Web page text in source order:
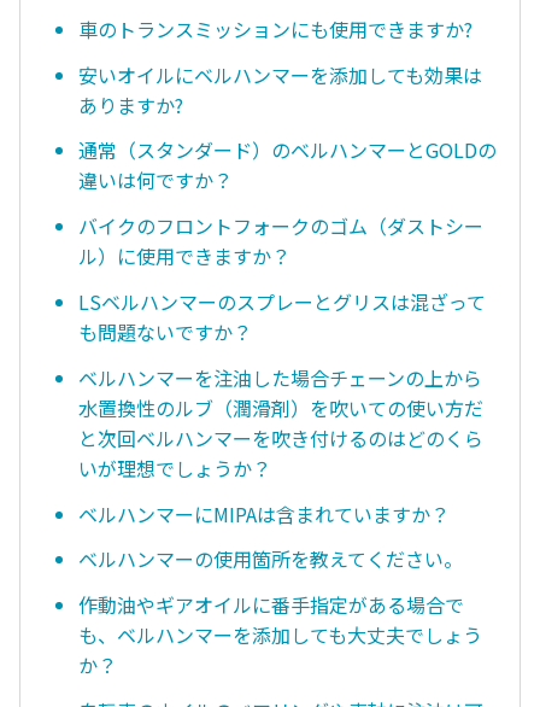
車のトランスミッションにも使用できますか?
安いオイルにベルハンマーを添加しても効果は
ありますか?
通常（スタンダード）のベルハンマーとGOLDの
違いは何ですか？
バイクのフロントフォークのゴム（ダストシー
ル）に使用できますか？
LSベルハンマーのスプレーとグリスは混ざって
も問題ないですか？
ベルハンマーを注油した場合チェーンの上から
水置換性のルブ（潤滑剤）を吹いての使い方だ
と次回ベルハンマーを吹き付けるのはどのくら
いが理想でしょうか？
ベルハンマーにMIPAは含まれていますか？
ベルハンマーの使用箇所を教えてください。
作動油やギアオイルに番手指定がある場合で
も、ベルハンマーを添加しても大丈夫でしょう
か？